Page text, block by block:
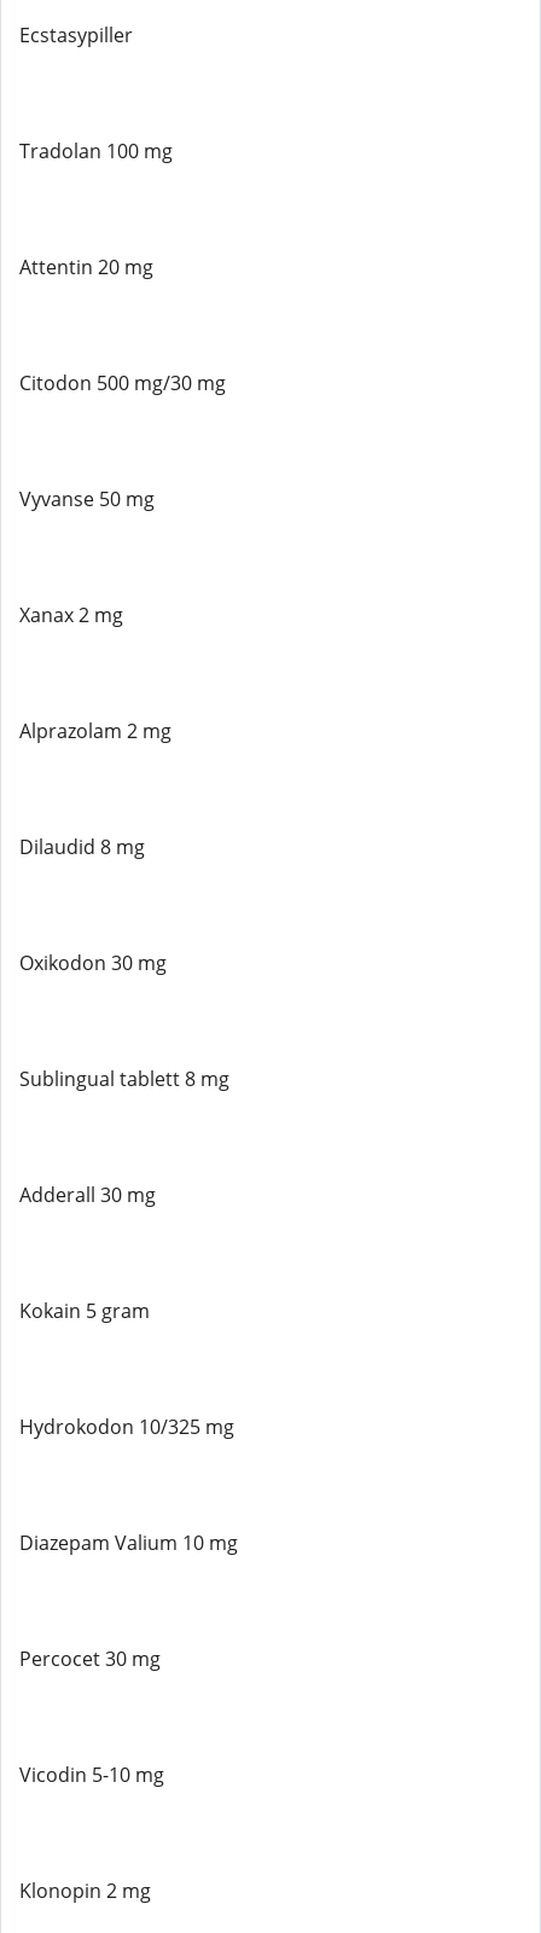
Ecstasypiller
Tradolan 100 mg
Attentin 20 mg
Citodon 500 mg/30 mg
Vyvanse 50 mg
Xanax 2 mg
Alprazolam 2 mg
Dilaudid 8 mg
Oxikodon 30 mg
Sublingual tablett 8 mg
Adderall 30 mg
Kokain 5 gram
Hydrokodon 10/325 mg
Diazepam Valium 10 mg
Percocet 30 mg
Vicodin 5-10 mg
Klonopin 2 mg